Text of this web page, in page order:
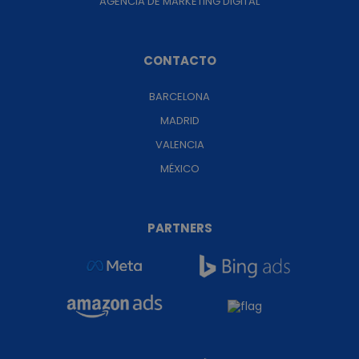
CONTACTO
BARCELONA
MADRID
VALENCIA
MÉXICO
PARTNERS